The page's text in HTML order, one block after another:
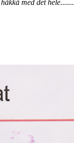
med det hele.......